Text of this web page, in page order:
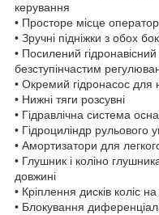
керування
• Просторе місце
• Зручні підніжки з обох
• Посилений
безступінчастим
• Окремий гідронасос для
• Нижні тяги розсувні
• Гідравлічна система
• Гідроциліндр рульового
• Амортизатори для
• Глушник і коліно
довжині
• Кріплення дисків коліс
• Блокування